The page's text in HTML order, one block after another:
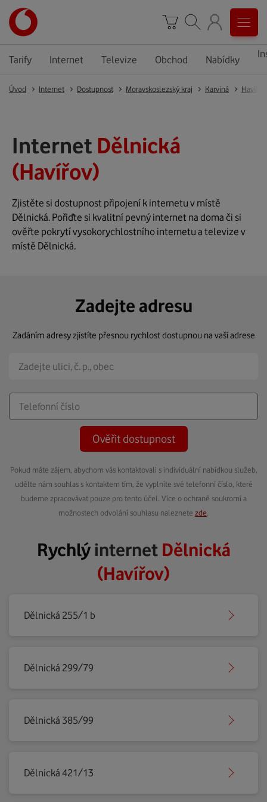
Tarify Internet Televize Obchod Nabídky
Úvod Internet Dostupnost Moravskoslezský kraj Karviná Havířov
Internet Dělnická
(Havířov)
Zjistěte si dostupnost připojení k internetu v místě
Dělnická. Pořiďte si kvalitní pevný internet na doma či si
ověřte pokrytí vysokorychlostního internetu a televize v
místě Dělnická.
Zadejte adresu
Zadáním adresy zjistíte přesnou rychlost dostupnou na vaší adrese
Ověřit dostupnost
Pokud máte zájem, abychom vás kontaktovali s individuální nabídkou služeb,
udělte nám souhlas s kontaktem tím, že vyplníte své telefonní číslo, které
budeme zpracovávat pouze pro tento účel. Více o ochraně soukromí a
možnostech odvolání souhlasu naleznete zde
Rychlýinternet Dělnická
(Havířov)
Dělnická 255/1 b
Dělnická 299/79
Dělnická 385/99
Dělnická 421/13